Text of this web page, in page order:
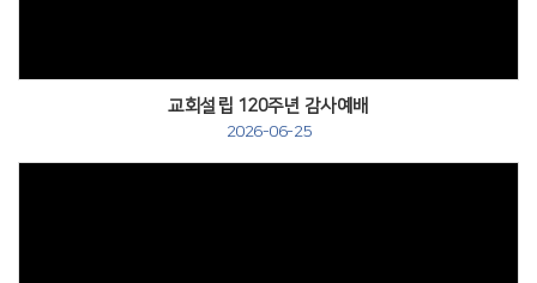
교회설립 120주년 감사예배
2026-06-25